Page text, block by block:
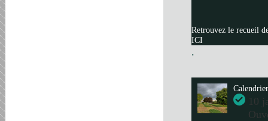
Retrouvez le recueil
ICI
.
Calendrier
10